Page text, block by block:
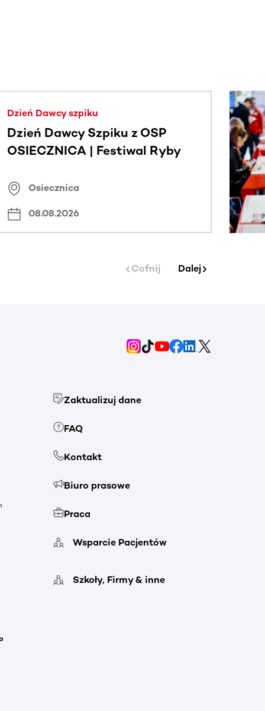
Dzień Dawcy szpiku
Dzień Dawcy Szpiku z OSP
OSIECZNICA | Festiwal Ryby
Osiecznica
08.08.2026
Cofnij Dalej
Zaktualizuj dane
FAQ
Kontakt
Biuro prasowe
Praca
Wsparcie Pacjentów
Szkoły, Firmy & inne